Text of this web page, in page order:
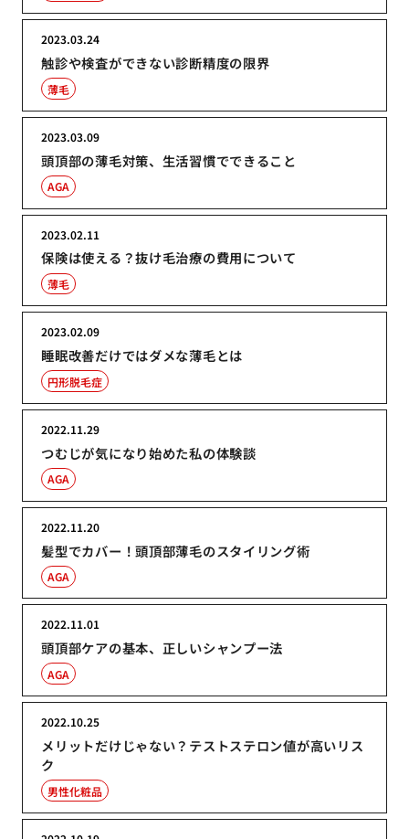
触診や検査ができない診断精度の限界
2023.03.24
薄毛
頭頂部の薄毛対策、生活習慣でできること
2023.03.09
AGA
保険は使える？抜け毛治療の費用について
2023.02.11
薄毛
睡眠改善だけではダメな薄毛とは
2023.02.09
円形脱毛症
つむじが気になり始めた私の体験談
2022.11.29
AGA
髪型でカバー！頭頂部薄毛のスタイリング術
2022.11.20
AGA
頭頂部ケアの基本、正しいシャンプー法
2022.11.01
AGA
メリットだけじゃない？テストステロン値が高いリス
ク
2022.10.25
男性化粧品